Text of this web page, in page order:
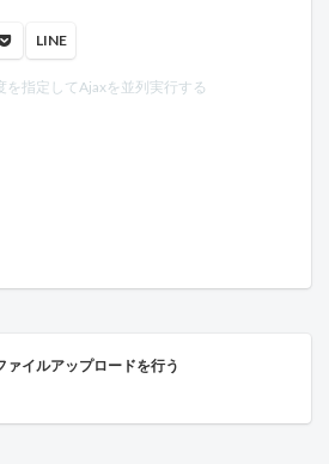
LINE
を指定してAjaxを並列実行する
イルアップロードを行う